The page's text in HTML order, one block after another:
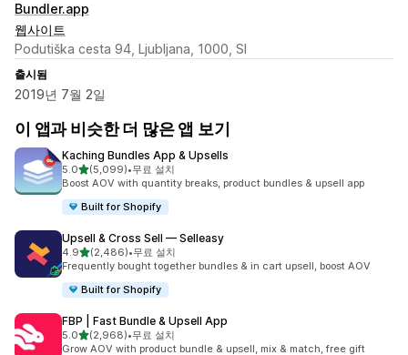
Bundler.app
웹사이트
Podutiška cesta 94, Ljubljana, 1000, SI
출시됨
2019년 7월 2일
이 앱과 비슷한 더 많은 앱 보기
Kaching Bundles App & Upsells
5.0별 5개 중
(5,099)
총 리뷰 5099개
•무료 설치
Boost AOV with quantity breaks, product bundles & upsell app
Built for Shopify
Upsell & Cross Sell — Selleasy
4.9별 5개 중
(2,486)
총 리뷰 2486개
•무료 설치
Frequently bought together bundles & in cart upsell, boost AOV
Built for Shopify
FBP | Fast Bundle & Upsell App
5.0별 5개 중
(2,968)
총 리뷰 2968개
•무료 설치
Grow AOV with product bundle & upsell, mix & match, free gift